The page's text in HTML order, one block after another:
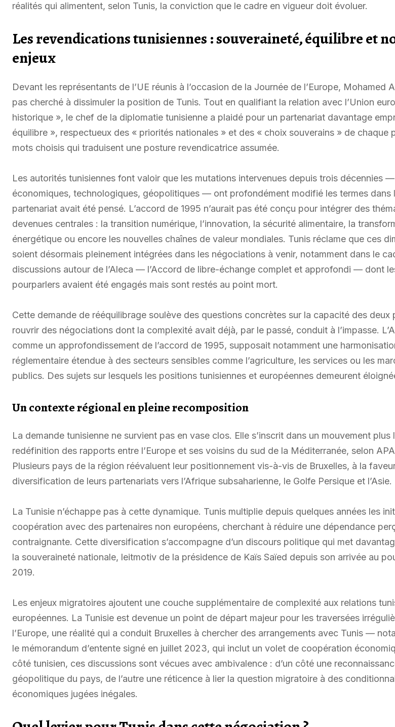
réalités qui alimentent, selon Tunis, la conviction que le cadre en vigueur doit évoluer.
Les revendications tunisiennes : souveraineté, équilibre et
enjeux
Devant les représentants de l’UE réunis à l’occasion de la Journée de l’Europe, Mohamed
pas cherché à dissimuler la position de Tunis. Tout en qualifiant la relation avec l’Union
historique », le chef de la diplomatie tunisienne a plaidé pour un partenariat davantage
équilibre », respectueux des « priorités nationales » et des « choix souverains » de chaque
mots choisis qui traduisent une posture revendicatrice assumée.
Les autorités tunisiennes font valoir que les mutations intervenues depuis trois décennies —
économiques, technologiques, géopolitiques — ont profondément modifié les termes dans
partenariat avait été pensé. L’accord de 1995 n’aurait pas été conçu pour intégrer des
devenues centrales : la transition numérique, l’innovation, la sécurité alimentaire, la
énergétique ou encore les nouvelles chaînes de valeur mondiales. Tunis réclame que ces
soient désormais pleinement intégrées dans les négociations à venir, notamment dans le
discussions autour de l’Aleca — l’Accord de libre-échange complet et approfondi — dont
pourparlers avaient été engagés mais sont restés au point mort.
Cette demande de rééquilibrage soulève des questions concrètes sur la capacité des deux
rouvrir des négociations dont la complexité avait déjà, par le passé, conduit à l’impasse.
comme un approfondissement de l’accord de 1995, supposait notamment une
réglementaire étendue à des secteurs sensibles comme l’agriculture, les services ou les
publics. Des sujets sur lesquels les positions tunisiennes et européennes demeurent
Un contexte régional en pleine recomposition
La demande tunisienne ne survient pas en vase clos. Elle s’inscrit dans un mouvement plus
redéfinition des rapports entre l’Europe et ses voisins du sud de la Méditerranée, selon
Plusieurs pays de la région réévaluent leur positionnement vis-à-vis de Bruxelles, à la
diversification de leurs partenariats vers l’Afrique subsaharienne, le Golfe Persique et l’Asie.
La Tunisie n’échappe pas à cette dynamique. Tunis multiplie depuis quelques années les
coopération avec des partenaires non européens, cherchant à réduire une dépendance
contraignante. Cette diversification s’accompagne d’un discours politique qui met
la souveraineté nationale, leitmotiv de la présidence de Kaïs Saïed depuis son arrivée au
2019.
Les enjeux migratoires ajoutent une couche supplémentaire de complexité aux relations
européennes. La Tunisie est devenue un point de départ majeur pour les traversées
l’Europe, une réalité qui a conduit Bruxelles à chercher des arrangements avec Tunis —
le mémorandum d’entente signé en juillet 2023, qui inclut un volet de coopération
côté tunisien, ces discussions sont vécues avec ambivalence : d’un côté une
géopolitique du pays, de l’autre une réticence à lier la question migratoire à des
économiques jugées inégales.